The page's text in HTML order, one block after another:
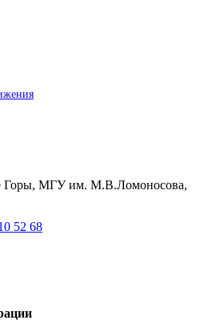
Горы, МГУ им. М.В.Ломоносова,
52 68